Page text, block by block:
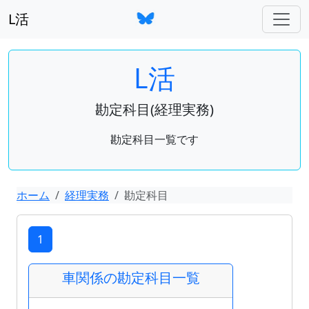
L活
L活
勘定科目(経理実務)
勘定科目一覧です
ホーム 経理実務 勘定科目
1
車関係の勘定科目一覧